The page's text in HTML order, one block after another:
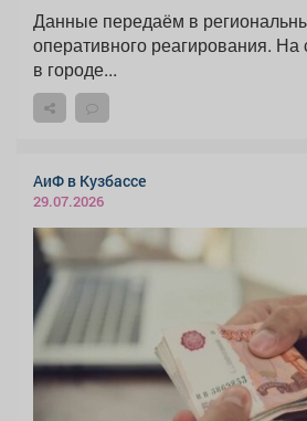
Данные передаём в
оперативного реагирования. На сегодняшний день
в городе...
АиФ в Кузбассе
29.07.2026